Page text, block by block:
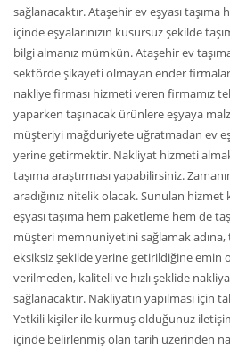
sağlanacaktır. Ataşehir ev eşyası taşıma
içinde eşyalarınızın kusursuz şekilde
bilgi almanız mümkün. Ataşehir ev
sektörde şikayeti olmayan ender
nakliye firması hizmeti veren firmamız
yaparken taşınacak ürünlere eşyaya
müşteriyi mağduriyete uğratmadan ev
yerine getirmektir. Nakliyat hizmeti
taşıma araştırması yapabilirsiniz.
aradığınız nitelik olacak. Sunulan
eşyası taşıma hem paketleme hem de
müşteri memnuniyetini sağlamak adına,
eksiksiz şekilde yerine getirildiğine emin
verilmeden, kaliteli ve hızlı şeklide
sağlanacaktır. Nakliyatın yapılması için
Yetkili kişiler ile kurmuş olduğunuz
içinde belirlenmiş olan tarih üzerinden